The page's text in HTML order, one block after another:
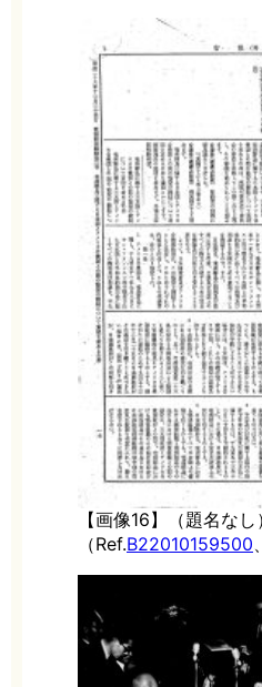
【画像16】（題名なし）
（Ref.B22010159500